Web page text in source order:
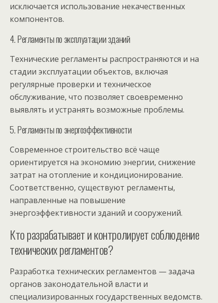
исключается использование некачественных
компонентов.
4. Регламенты по эксплуатации зданий
Технические регламенты распространяются и на
стадии эксплуатации объектов, включая
регулярные проверки и техническое
обслуживание, что позволяет своевременно
выявлять и устранять возможные проблемы.
5. Регламенты по энергоэффективности
Современное строительство всё чаще
ориентируется на экономию энергии, снижение
затрат на отопление и кондиционирование.
Соответственно, существуют регламенты,
направленные на повышение
энергоэффективности зданий и сооружений.
Кто разрабатывает и контролирует соблюдение
технических регламентов?
Разработка технических регламентов — задача
органов законодательной власти и
специализированных государственных ведомств.